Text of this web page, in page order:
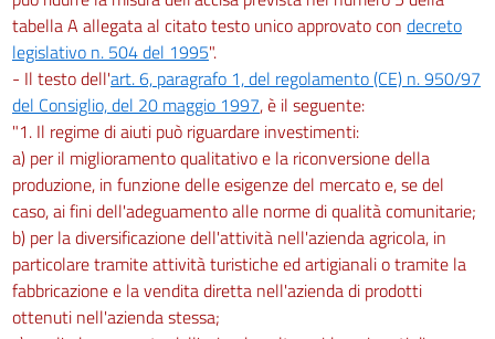
tabella A allegata al citato testo unico approvato con decreto
legislativo n. 504 del 1995".
- Il testo dell'art. 6, paragrafo 1, del regolamento (CE) n. 950/97
del Consiglio, del 20 maggio 1997, è il seguente:
"1. Il regime di aiuti può riguardare investimenti:
a) per il miglioramento qualitativo e la riconversione della
produzione, in funzione delle esigenze del mercato e, se del
caso, ai fini dell'adeguamento alle norme di qualità comunitarie;
b) per la diversificazione dell'attività nell'azienda agricola, in
particolare tramite attività turistiche ed artigianali o tramite la
fabbricazione e la vendita diretta nell'azienda di prodotti
ottenuti nell'azienda stessa;